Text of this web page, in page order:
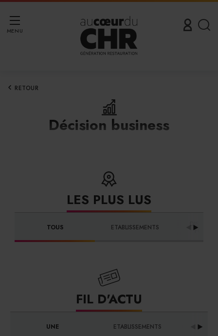
MENU
RETOUR
Décision business
LES PLUS LUS
TOUS ETABLISSEMENTS
FIL D'ACTU
UNE ETABLISSEMENTS